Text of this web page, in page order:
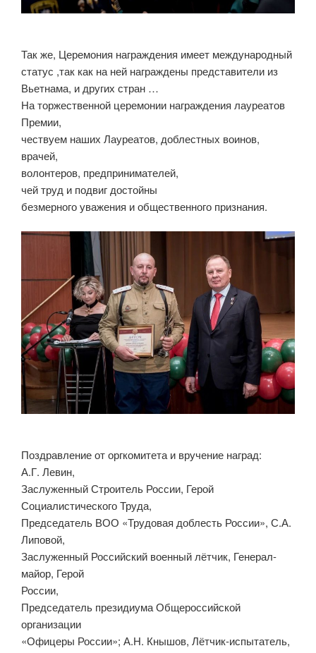
Так же, Церемония награждения имеет международный
статус ,так как на ней награждены представители из
Вьетнама, и других стран …
На торжественной церемонии награждения лауреатов
Премии,
чествуем наших Лауреатов, доблестных воинов,
врачей,
волонтеров, предпринимателей,
чей труд и подвиг достойны
безмерного уважения и общественного признания.
Поздравление от оргкомитета и вручение наград:
А.Г. Левин,
Заслуженный Строитель России, Герой
Социалистического Труда,
Председатель ВОО «Трудовая доблесть России», С.А.
Липовой,
Заслуженный Российский военный лётчик, Генерал-
майор, Герой
России,
Председатель президиума Общероссийской
организации
«Офицеры России»; А.Н. Кнышов, Лётчик-испытатель,